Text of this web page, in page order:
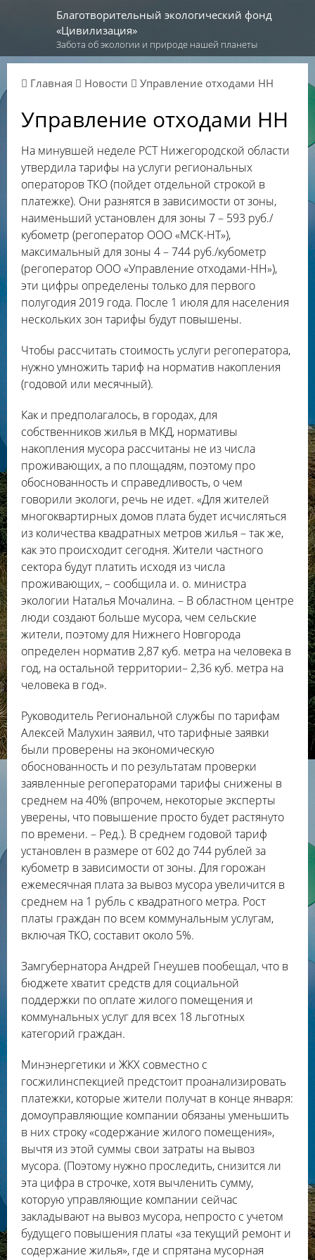
Благотворительный экологический фонд
«Цивилизация»
Забота об экологии и природе нашей планеты
Главная Новости Управление отходами НН
Управление отходами НН
На минувшей неделе РСТ Нижегородской области
утвердила тарифы на услуги региональных
операторов ТКО (пойдет отдельной строкой в
платежке). Они разнятся в зависимости от зоны,
наименьший установлен для зоны 7 – 593 руб./
кубометр (регоператор ООО «МСК-НТ»),
максимальный для зоны 4 – 744 руб./кубометр
(регоператор ООО «Управление отходами-НН»),
эти цифры определены только для первого
полугодия 2019 года. После 1 июля для населения
нескольких зон тарифы будут повышены.
Чтобы рассчитать стоимость услуги регоператора,
нужно умножить тариф на норматив накопления
(годовой или месячный).
Как и предполагалось, в городах, для
собственников жилья в МКД, нормативы
накопления мусора рассчитаны не из числа
проживающих, а по площадям, поэтому про
обоснованность и справедливость, о чем
говорили экологи, речь не идет. «Для жителей
многоквартирных домов плата будет исчисляться
из количества квадратных метров жилья – так же,
как это происходит сегодня. Жители частного
сектора будут платить исходя из числа
проживающих, – сообщила и. о. министра
экологии Наталья Мочалина. – В областном центре
люди создают больше мусора, чем сельские
жители, поэтому для Нижнего Новгорода
определен норматив 2,87 куб. метра на человека в
год, на остальной территории– 2,36 куб. метра на
человека в год».
Руководитель Региональной службы по тарифам
Алексей Малухин заявил, что тарифные заявки
были проверены на экономическую
обоснованность и по результатам проверки
заявленные регоператорами тарифы снижены в
среднем на 40% (впрочем, некоторые эксперты
уверены, что повышение просто будет растянуто
по времени. – Ред.). В среднем годовой тариф
установлен в размере от 602 до 744 рублей за
кубометр в зависимости от зоны. Для горожан
ежемесячная плата за вывоз мусора увеличится в
среднем на 1 рубль с квадратного метра. Рост
платы граждан по всем коммунальным услугам,
включая ТКО, составит около 5%.
Замгубернатора Андрей Гнеушев пообещал, что в
бюджете хватит средств для социальной
поддержки по оплате жилого помещения и
коммунальных услуг для всех 18 льготных
категорий граждан.
Минэнергетики и ЖКХ совместно с
госжилинспекцией предстоит проанализировать
платежки, которые жители получат в конце января:
домоуправляющие компании обязаны уменьшить
в них строку «содержание жилого помещения»,
вычтя из этой суммы свои затраты на вывоз
мусора. (Поэтому нужно проследить, снизится ли
эта цифра в строчке, хотя вычленить сумму,
которую управляющие компании сейчас
закладывают на вывоз мусора, непросто с учетом
будущего повышения платы «за текущий ремонт и
содержание жилья», где и спрятана мусорная